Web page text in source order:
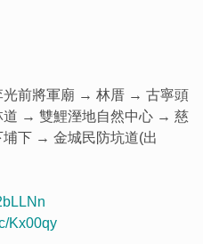
前將軍廟 → 林厝 → 古寧頭
→ 雙鯉溼地自然中心 → 慈
下 → 金城民防坑道(出
Kx00qy